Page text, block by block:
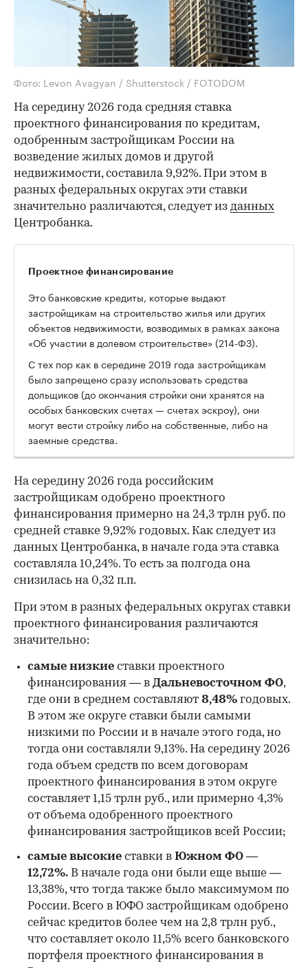
Фото: Levon Avagyan / Shutterstock / FOTODOM
На середину 2026 года средняя ставка
проектного финансирования по кредитам,
одобренным застройщикам России на
возведение жилых домов и другой
недвижимости, составила 9,92%. При этом в
разных федеральных округах эти ставки
значительно различаются, следует из данных
Центробанка.
Проектное финансирование
Это банковские кредиты, которые выдают
застройщикам на строительство жилья или других
объектов недвижимости, возводимых в рамках закона
«Об участии в долевом строительстве» (214-ФЗ).
С тех пор как в середине 2019 года застройщикам
было запрещено сразу использовать средства
дольщиков (до окончания стройки они хранятся на
особых банковских счетах — счетах эскроу), они
могут вести стройку либо на собственные, либо на
заемные средства.
На середину 2026 года российским
застройщикам одобрено проектного
финансирования примерно на 24,3 трлн руб. по
средней ставке 9,92% годовых. Как следует из
данных Центробанка, в начале года эта ставка
составляла 10,24%. То есть за полгода она
снизилась на 0,32 п.п.
При этом в разных федеральных округах ставки
проектного финансирования различаются
значительно:
самые низкие ставки проектного
финансирования — в Дальневосточном ФО,
где они в среднем составляют 8,48% годовых.
В этом же округе ставки были самыми
низкими по России и в начале этого года, но
тогда они составляли 9,13%. На середину 2026
года объем средств по всем договорам
проектного финансирования в этом округе
составляет 1,15 трлн руб., или примерно 4,3%
от объема одобренного проектного
финансирования застройщиков всей России;
самые высокие ставки в Южном ФО —
12,72%. В начале года они были еще выше —
13,38%, что тогда также было максимумом по
России. Всего в ЮФО застройщикам одобрено
сейчас кредитов более чем на 2,8 трлн руб.,
что составляет около 11,5% всего банковского
портфеля проектного финансирования в